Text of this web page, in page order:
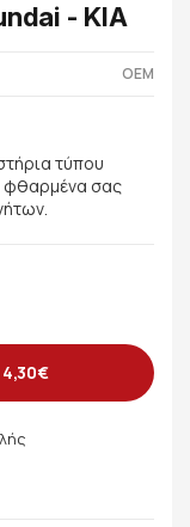
- KIA
OEM
τύπου
φθαρμένα σας
4,30€